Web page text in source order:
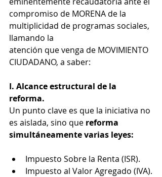
compromiso de MORENA de la
multiplicidad de programas sociales,
llamando la
atención que venga de MOVIMIENTO
CIUDADANO, a saber:
I. Alcance estructural de la
reforma.
Un punto clave es que la iniciativa no
es aislada, sino que reforma
simultáneamente varias leyes:
Impuesto Sobre la Renta (ISR).
Impuesto al Valor Agregado (IVA).